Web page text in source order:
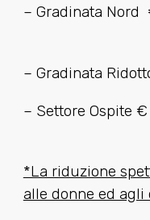
–
– Gradinata
– Settore
*La riduzione
alle donne ed agli